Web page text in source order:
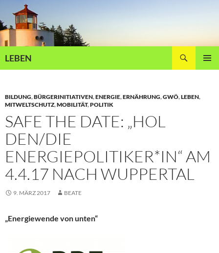
Inhalt
springen
LEBEN
BILDUNG,BÜRGERINITIATIVEN,ENERGIE,ERNÄHRUNG,GWÖ,LEBEN,
MITWELTSCHUTZ,MOBILITÄT,POLITIK
SAFE THE DATE: „HOL
DEN/DIE
ENERGIEPOLITIKER*IN“ AM
4.4.17 NACH WUPPERTAL
9. MÄRZ 2017 BEATE
„Energiewende von unten“